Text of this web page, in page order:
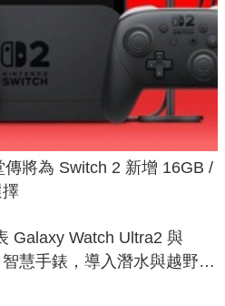
將為 Switch 2 新增 16GB /
Galaxy Watch Ultra2 與
慧手錶，導入潛水與越野跑